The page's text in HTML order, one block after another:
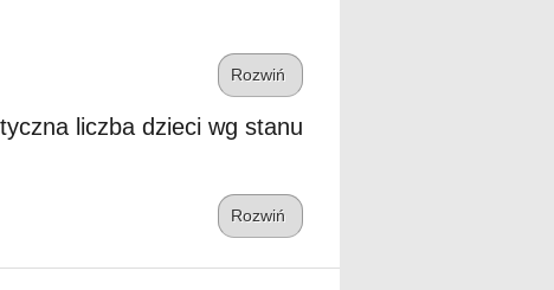
Rozwiń
liczba dzieci wg stanu
Rozwiń